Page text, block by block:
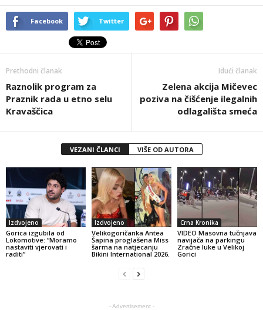
Facebook Twitter
Prethodni članak
Raznolik program za
Praznik rada u etno selu
Kravaščica
Idući članak
Zelena akcija Mičevec
poziva na čišćenje ilegalnih
odlagališta smeća
VEZANI ČLANCI VIŠE OD AUTORA
Izdvojeno
Gorica izgubila od
Lokomotive: “Moramo
nastaviti vjerovati i
raditi”
Izdvojeno
Velikogoričanka Antea
Šapina proglašena Miss
šarma na natjecanju
Bikini International 2026.
Crna Kronika
VIDEO Masovna tučnjava
navijača na parkingu
Zračne luke u Velikoj
Gorici
- Advertisement -